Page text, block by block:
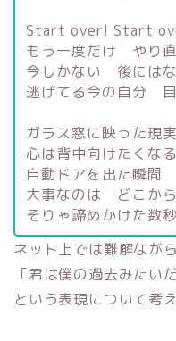
Start over! Start
もう一度だけ やり
今しかない 後には
逃げてる今の自分 目
ガラス窓に映った現
心は背中向けたくな
自動ドアを出た瞬間
大事なのは どこか
そりゃ諦めかけた数
ネット上では難解なが
「君は僕の過去みたい
という表現について考